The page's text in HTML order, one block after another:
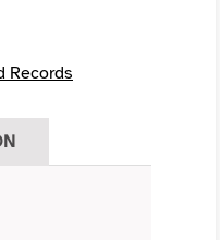
Records